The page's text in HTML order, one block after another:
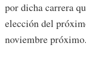
por dicha carrera
elección del
noviembre próximo.